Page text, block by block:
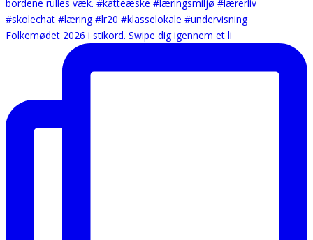
Folkemødet 2026 i stikord. Swipe dig igennem et li